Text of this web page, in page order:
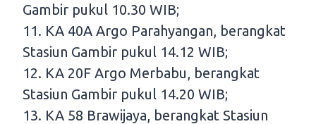
Gambir pukul 10.30 WIB;
11. KA 40A Argo Parahyangan, berangkat
Stasiun Gambir pukul 14.12 WIB;
12. KA 20F Argo Merbabu, berangkat
Stasiun Gambir pukul 14.20 WIB;
13. KA 58 Brawijaya, berangkat Stasiun